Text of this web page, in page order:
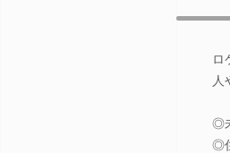
ロ
人
◎
◎